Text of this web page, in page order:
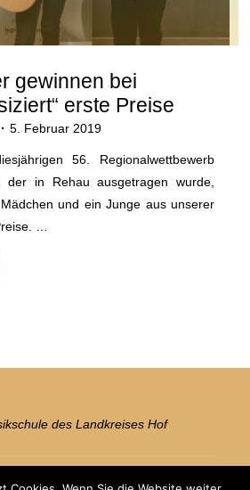
gewinnen bei
erste Preise
5. Februar 2019
56. Regionalwettbewerb
der in Rehau ausgetragen wurde,
und ein Junge aus unserer
…
des Landkreises Hof